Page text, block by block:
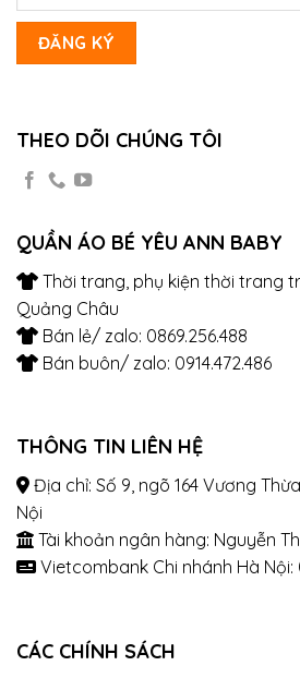
THEO DÕI CHÚNG TÔI
QUẦN ÁO BÉ YÊU ANN BABY
Thời trang, phụ kiện thời trang
Quảng Châu
Bán lẻ/ zalo: 0869.256.488
Bán buôn/ zalo: 0914.472.486
THÔNG TIN LIÊN HỆ
Địa chỉ: Số 9, ngõ 164 Vương
Nội
Tài khoản ngân hàng: Nguyễn
Vietcombank Chi nhánh Hà Nội:
CÁC CHÍNH SÁCH